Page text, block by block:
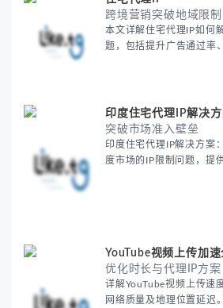
跨境营销突破地域限
本文详解住宅代理IP如何
题，包括提升广告通过率
印度住宅代理IP解决
突破市场准入壁垒
印度住宅代理IP解决方案
度市场的IP限制问题，提
YouTube视频上传加
优化时长与代理IP方案
详解YouTube视频上传速
网络质量及地理位置延迟